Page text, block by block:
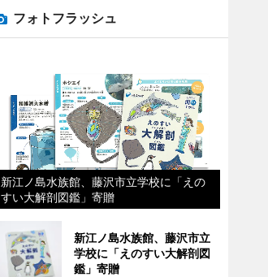
フォトフラッシュ
新江ノ島水族館、藤沢市立学校に「えの
すい大解剖図鑑」寄贈
新江ノ島水族館、藤沢市立
学校に「えのすい大解剖図
鑑」寄贈